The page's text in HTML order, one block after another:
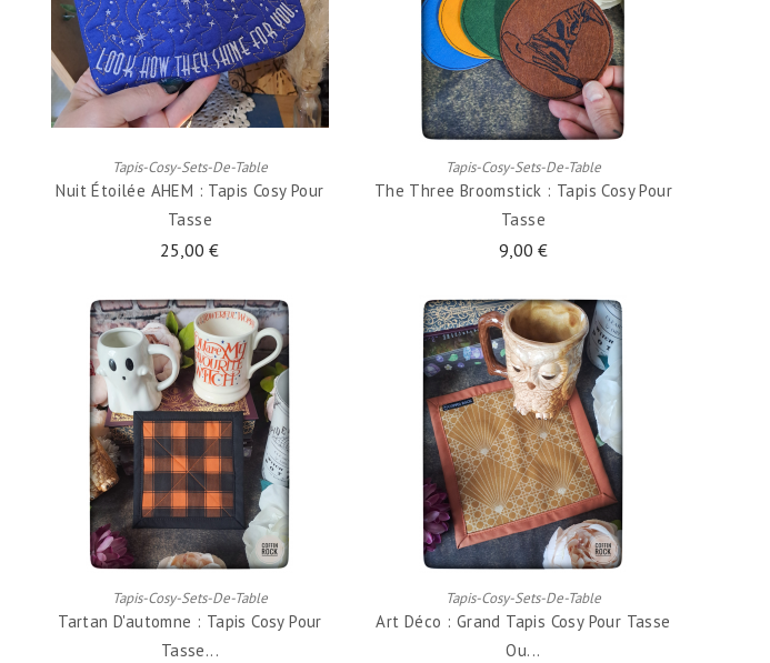
Tapis-Cosy-Sets-De-Table
Nuit Étoilée AHEM : Tapis Cosy Pour
Tasse
25,00 €
AJOUTER AU PANIER
Tapis-Cosy-Sets-De-Table
The Three Broomstick : Tapis Cosy Pour
Tasse
9,00 €
AJOUTER AU PANIER
Tapis-Cosy-Sets-De-Table
Tartan D'automne : Tapis Cosy Pour
Tasse...
AJOUTER AU PANIER
Tapis-Cosy-Sets-De-Table
Art Déco : Grand Tapis Cosy Pour Tasse
Ou...
AJOUTER AU PANIER